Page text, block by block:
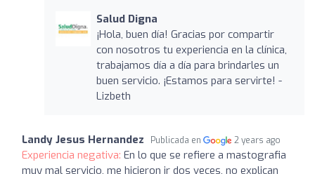
Salud Digna
¡Hola, buen día! Gracias por compartir
con nosotros tu experiencia en la clínica,
trabajamos día a día para brindarles un
buen servicio. ¡Estamos para servirte! -
Lizbeth
Landy Jesus Hernandez Publicada en 2 years ago
Experiencia negativa: En lo que se refiere a mastografia
muy mal servicio, me hicieron ir dos veces, no explican